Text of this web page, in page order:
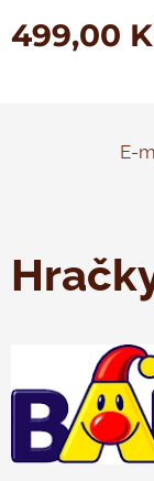
499,00
E-